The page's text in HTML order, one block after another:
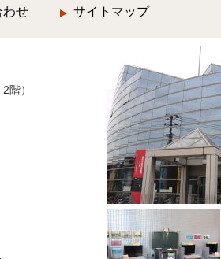
わせ サイトマップ
階）